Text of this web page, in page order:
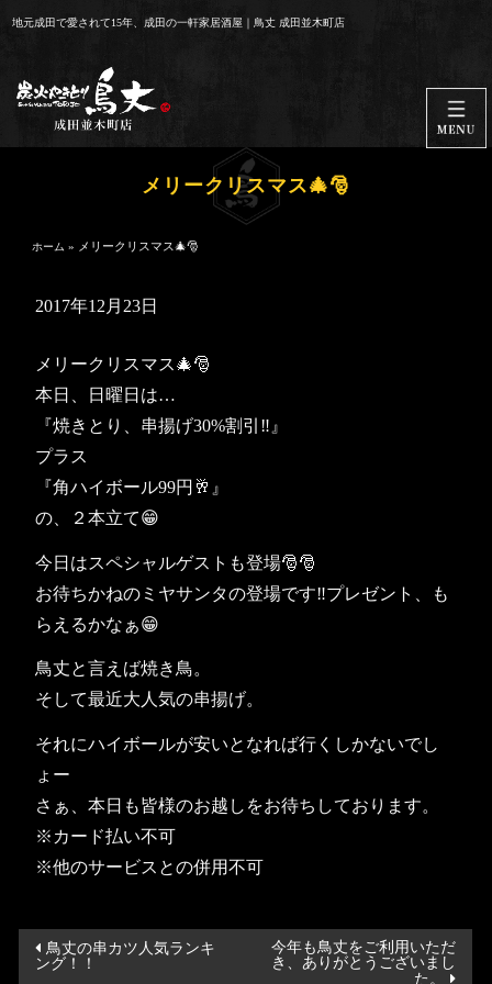
へ
地元成田で愛されて15年、成田の一軒家居酒屋｜鳥丈 成田並木町店
メリークリスマス🎄🎅
ホーム » メリークリスマス🎄🎅
2017年12月23日
メリークリスマス🎄🎅
本日、日曜日は…
『焼きとり、串揚げ30%割引‼️』
プラス
『角ハイボール99円🥂』
の、２本立て😁
今日はスペシャルゲストも登場🎅🎅
お待ちかねのミヤサンタの登場です‼️プレゼント、も
らえるかなぁ😁
鳥丈と言えば焼き鳥。
そして最近大人気の串揚げ。
それにハイボールが安いとなれば行くしかないでし
ょー
さぁ、本日も皆様のお越しをお待ちしております。
※カード払い不可
※他のサービスとの併用不可
投
稿
鳥丈の串カツ人気ランキ
ング！！
今年も鳥丈をご利用いただ
き、ありがとうございまし
た。